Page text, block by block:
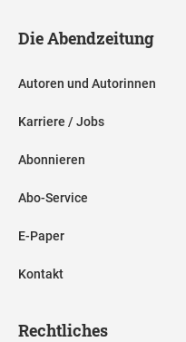
Die Abendzeitung
Autoren und Autorinnen
Karriere / Jobs
Abonnieren
Abo-Service
E-Paper
Kontakt
Rechtliches